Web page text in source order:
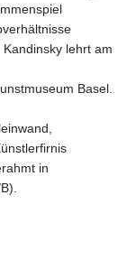
lehrt am
Basel.
in